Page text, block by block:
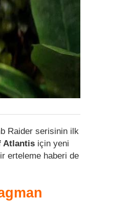
Raider serisinin ilk
Atlantis için yeni
erteleme haberi de